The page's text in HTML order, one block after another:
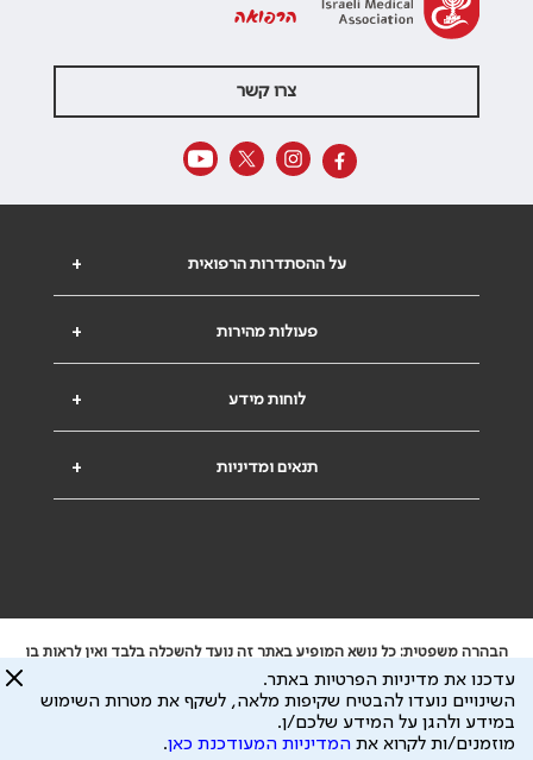
הרפואה
צרו קשר
+ על ההסתדרות הרפואית
+ פעולות מהירות
+ לוחות מידע
+ תנאים ומדיניות
הבהרה משפטית: כל נושא המופיע באתר זה נועד להשכלה בלבד ואין לראות בו
ייעוץ רפואי או משפטי. אין הר"י אחראית לתוכן המתפרסם באתר זה ולכל נזק
שעלול להיגרם.
ידוע לי שהר"י אוספת ושומרת מידע אישי לצורך מתן השרות וכי חלק ממנו עשוי
להיות מועבר לצדדים שלישיים, הכל בכפוף למדיניות הפרטיות
עדכנו את מדיניות הפרטיות באתר.
השינויים נועדו להבטיח שקיפות מלאה, לשקף את מטרות השימוש
במידע ולהגן על המידע שלכם/ן.
מוזמנים/ות לקרוא את המדיניות המעודכנת כאן.